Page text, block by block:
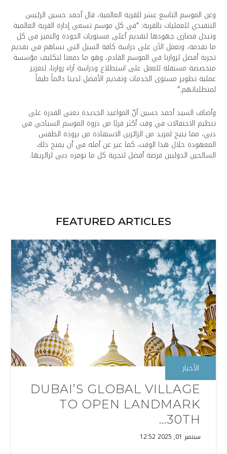
وعن الموسم التاسع عشر للقرية العالمية، قال أحمد حسين الرئيس
التنفيذي للعمليات بالقرية: "في كل موسم تسعى إدارة القرية العالمية
وتبذل قصارى جهودها لتقديم أعلى مستويات الجودة والتميز في كل
ما تقدمه، ونعمل الآن على دراسة كافة السبل التي تساهم في تقديم
تجربة أفضل لزوارنا في الموسم القادم، وهو ما دفعنا لتكليف مؤسسة
متخصصة مستقلة للعمل على استطلاع ودراسة آراء زوارنا، لتعزيز
عملية تطوير مستوى الخدمات وتقديم الأفضل لدينا دائماً طبقاً
لمتطلباتهم."
وأضاف السيد أحمد حسين أنّ المواعيد الجديدة تعني القدرة على
تنظيم الاحتفالات في وقت أكثر قربًا من ذروة الموسم السياحي في
دبي، مما يتيح لمزيد من الزائرين الاستفادة من برودة الطقس
المعهودة خلال هذا الوقت، كما عبر عن أمله في أن يمنح ذلك
السائحين الدوليين فرصة أفضل لتجربة كل ما توفره دبي لزائريها.
FEATURED ARTICLES
الأخبار
DUBAI’S GLOBAL VILLAGE
TO OPEN LANDMARK
30TH...
سبتمبر 01, 2025 12:52